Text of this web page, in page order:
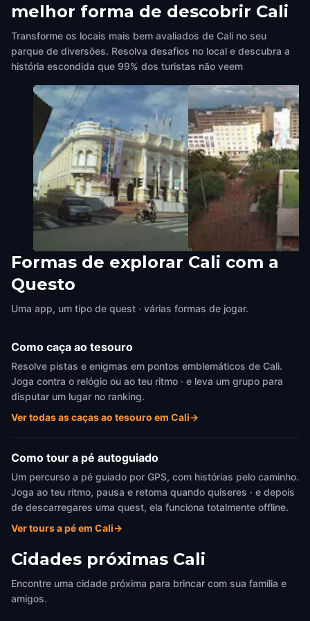
melhor forma de descobrir Cali
Transforme os locais mais bem avaliados de Cali no seu
parque de diversões. Resolva desafios no local e descubra a
história escondida que 99% dos turistas não veem
Teatro Municipal
Cali,Colombia
El Cam
Formas de explorar Cali com a
Questo
Uma app, um tipo de quest · várias formas de jogar.
Como caça ao tesouro
Resolve pistas e enigmas em pontos emblemáticos de Cali.
Joga contra o relógio ou ao teu ritmo · e leva um grupo para
disputar um lugar no ranking.
Ver todas as caças ao tesouro em Cali→
Como tour a pé autoguiado
Um percurso a pé guiado por GPS, com histórias pelo caminho.
Joga ao teu ritmo, pausa e retoma quando quiseres · e depois
de descarregares uma quest, ela funciona totalmente offline.
Ver tours a pé em Cali→
Cidades próximas Cali
Encontre uma cidade próxima para brincar com sua família e
amigos.